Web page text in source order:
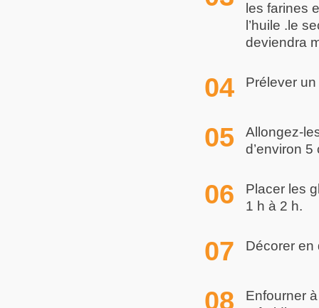
les farines
l’huile .le
deviendra
Prélever
Allongez-
d’environ
Placer les
1 h à 2 h.
Décorer en
Enfourner